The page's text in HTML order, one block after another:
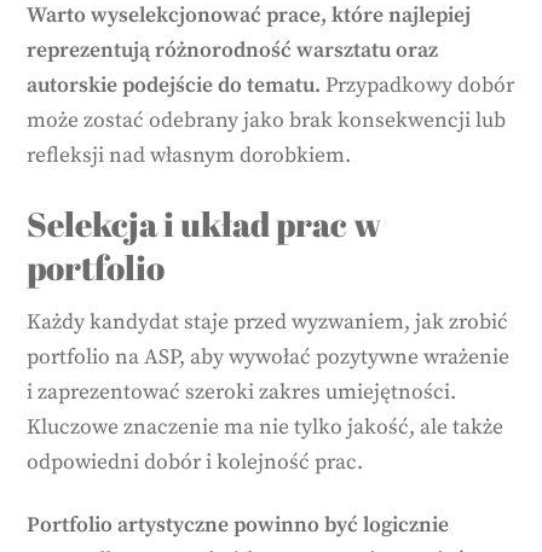
Warto wyselekcjonować prace, które najlepiej
reprezentują różnorodność warsztatu oraz
autorskie podejście do tematu. Przypadkowy dobór
może zostać odebrany jako brak konsekwencji lub
refleksji nad własnym dorobkiem.
Selekcja i układ prac w
portfolio
Każdy kandydat staje przed wyzwaniem, jak zrobić
portfolio na ASP, aby wywołać pozytywne wrażenie
i zaprezentować szeroki zakres umiejętności.
Kluczowe znaczenie ma nie tylko jakość, ale także
odpowiedni dobór i kolejność prac.
Portfolio artystyczne powinno być logicznie